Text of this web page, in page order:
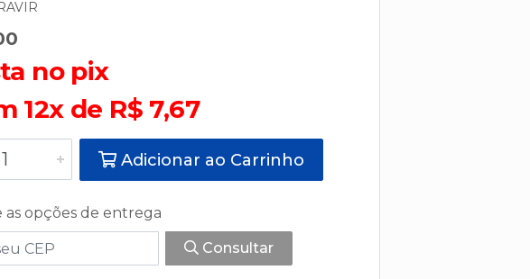
no pix
12x de R$ 7,67
Adicionar ao Carrinho
as opções de entrega
Consultar